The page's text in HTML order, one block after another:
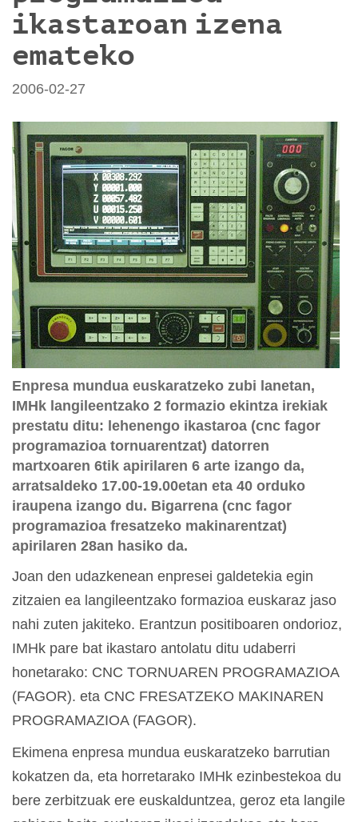
ikastaroan izena
emateko
2006-02-27
Enpresa mundua euskaratzeko zubi lanetan,
IMHk langileentzako 2 formazio ekintza irekiak
prestatu ditu: lehenengo ikastaroa (cnc fagor
programazioa tornuarentzat) datorren
martxoaren 6tik apirilaren 6 arte izango da,
arratsaldeko 17.00-19.00etan eta 40 orduko
iraupena izango du. Bigarrena (cnc fagor
programazioa fresatzeko makinarentzat)
apirilaren 28an hasiko da.
Joan den udazkenean enpresei galdetekia egin
zitzaien ea langileentzako formazioa euskaraz jaso
nahi zuten jakiteko. Erantzun positiboaren ondorioz,
IMHk pare bat ikastaro antolatu ditu udaberri
honetarako: CNC TORNUAREN PROGRAMAZIOA
(FAGOR). eta CNC FRESATZEKO MAKINAREN
PROGRAMAZIOA (FAGOR).
Ekimena enpresa mundua euskaratzeko barrutian
kokatzen da, eta horretarako IMHk ezinbestekoa du
bere zerbitzuak ere euskalduntzea, geroz eta langile